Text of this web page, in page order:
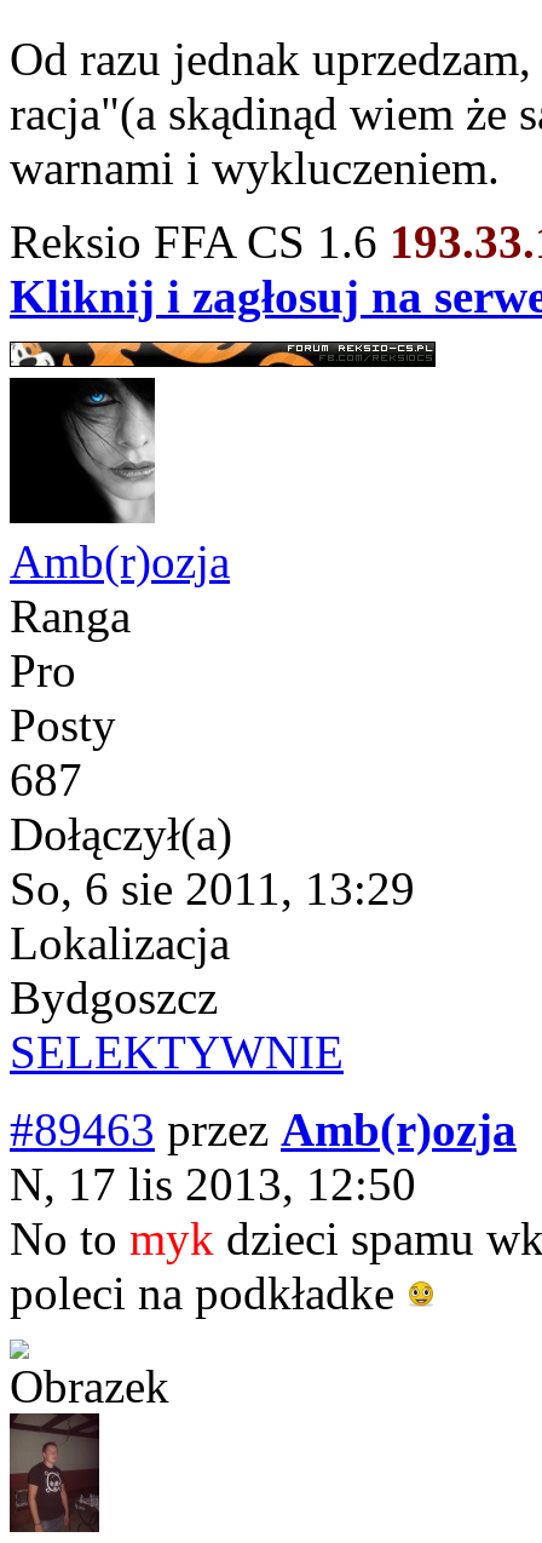
Od razu jednak
racja"(a skądinąd wiem że
warnami i wykluczeniem.
Reksio FFA CS 1.6
Kliknij i zagłosuj na
Amb(r)ozja
Ranga
Pro
Posty
687
Dołączył(a)
So, 6 sie 2011, 13:29
Lokalizacja
Bydgoszcz
SELEKTYWNIE
#89463 przez Amb(r)ozja
N, 17 lis 2013, 12:50
No to myk dzieci spamu
poleci na podkładke